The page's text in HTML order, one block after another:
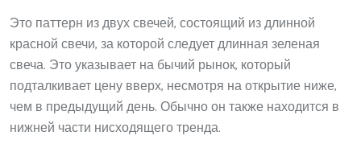
Это паттерн из двух свечей, состоящий из длинной
красной свечи, за которой следует длинная зеленая
свеча. Это указывает на бычий рынок, который
подталкивает цену вверх, несмотря на открытие ниже,
чем в предыдущий день. Обычно он также находится в
нижней части нисходящего тренда.